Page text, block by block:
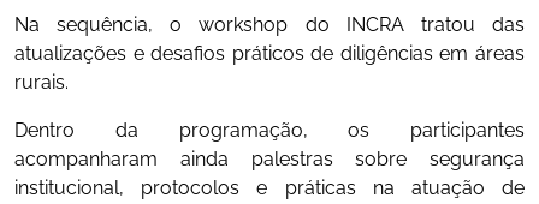
Na sequência, o workshop do INCRA tratou das
atualizações e desafios práticos de diligências em áreas
rurais.
Dentro da programação, os participantes
acompanharam ainda palestras sobre segurança
institucional, protocolos e práticas na atuação de